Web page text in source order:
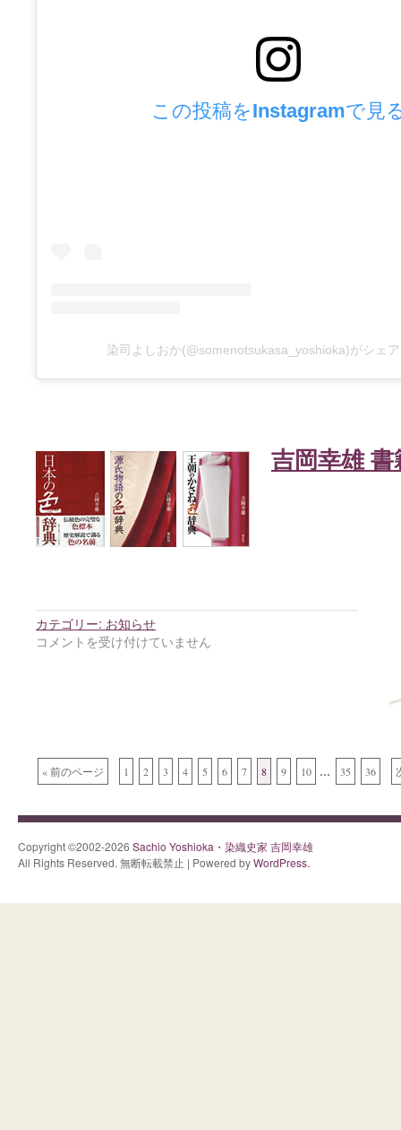
この投稿をInstagramで見
染司よしおか(@somenotsukasa_yoshioka)がシェ
吉岡幸雄 書
カテゴリー: お知らせ
コメントを受け付けていません
« 前のページ 1 2 3 4 5 6 7 8 9 10 ... 35 36
Copyright ©2002-2026 Sachio Yoshioka・染織史家 吉岡幸雄
All Rights Reserved. 無断転載禁止 | Powered byWordPress.